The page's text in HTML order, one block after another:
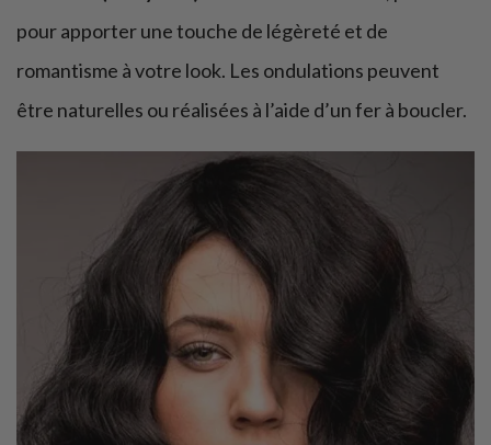
pour apporter une touche de légèreté et de
romantisme à votre look. Les ondulations peuvent
être naturelles ou réalisées à l’aide d’un fer à boucler.